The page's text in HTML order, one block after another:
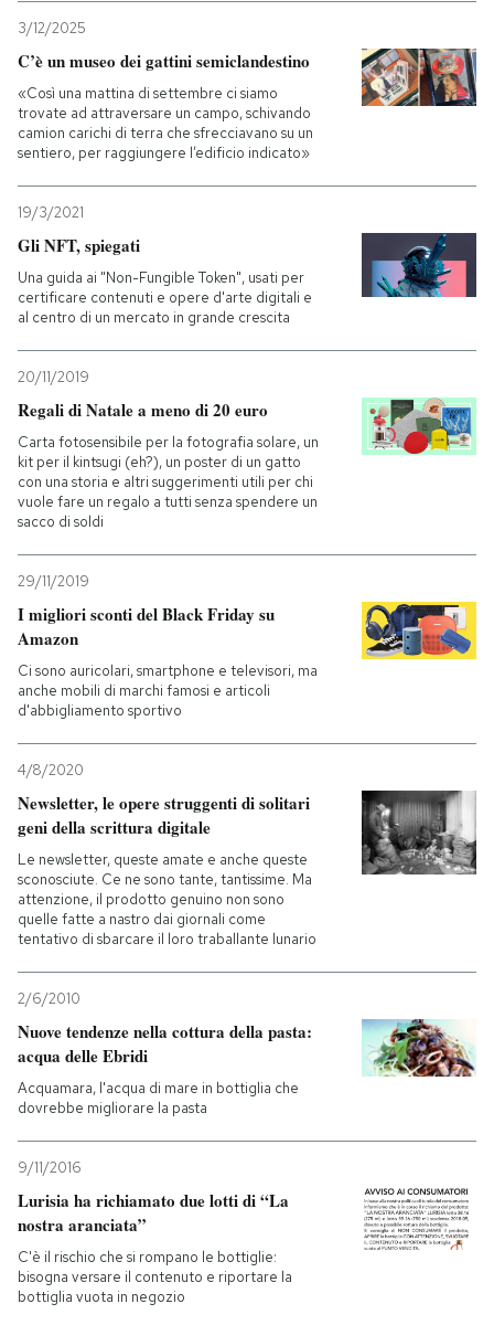
3/12/2025
C’è un museo dei gattini semiclandestino
«Così una mattina di settembre ci siamo
trovate ad attraversare un campo, schivando
camion carichi di terra che sfrecciavano su un
sentiero, per raggiungere l’edificio indicato»
19/3/2021
Gli NFT, spiegati
Una guida ai "Non-Fungible Token", usati per
certificare contenuti e opere d'arte digitali e
al centro di un mercato in grande crescita
20/11/2019
Regali di Natale a meno di 20 euro
Carta fotosensibile per la fotografia solare, un
kit per il kintsugi (eh?), un poster di un gatto
con una storia e altri suggerimenti utili per chi
vuole fare un regalo a tutti senza spendere un
sacco di soldi
29/11/2019
I migliori sconti del Black Friday su
Amazon
Ci sono auricolari, smartphone e televisori, ma
anche mobili di marchi famosi e articoli
d'abbigliamento sportivo
4/8/2020
Newsletter, le opere struggenti di solitari
geni della scrittura digitale
Le newsletter, queste amate e anche queste
sconosciute. Ce ne sono tante, tantissime. Ma
attenzione, il prodotto genuino non sono
quelle fatte a nastro dai giornali come
tentativo di sbarcare il loro traballante lunario
2/6/2010
Nuove tendenze nella cottura della pasta:
acqua delle Ebridi
Acquamara, l'acqua di mare in bottiglia che
dovrebbe migliorare la pasta
9/11/2016
Lurisia ha richiamato due lotti di “La
nostra aranciata”
C'è il rischio che si rompano le bottiglie:
bisogna versare il contenuto e riportare la
bottiglia vuota in negozio